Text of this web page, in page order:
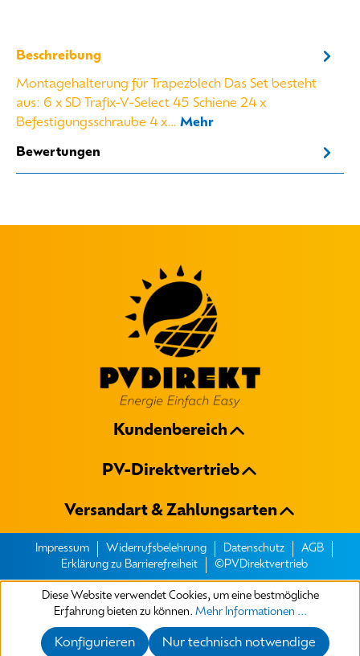
Beschreibung
Montagehalterung für Trapezblech Das Set besteht
aus: 6 x SD Trafix-V-Select 45 Schiene 24 x
Befestigungsschraube 4 x… Mehr
Bewertungen
Kundenbereich
PV-Direktvertrieb
Versandart & Zahlungsarten
Impressum Widerrufsbelehrung Datenschutz
AGB
Erklärung zu Barrierefreiheit
©PVDirektvertrieb
Diese Website verwendet Cookies, um eine bestmögliche
Erfahrung bieten zu können. Mehr Informationen ...
Nur technisch notwendige
Konfigurieren